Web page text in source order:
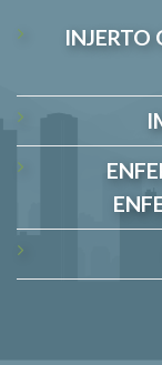
INJERTO